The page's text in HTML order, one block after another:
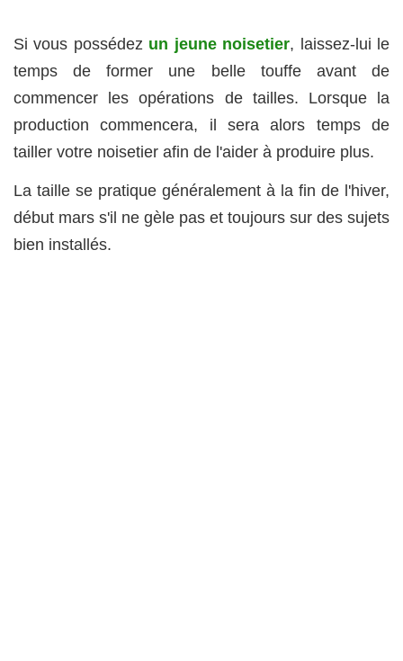
Si vous possédez un jeune noisetier, laissez-lui le
temps de former une belle touffe avant de
commencer les opérations de tailles. Lorsque la
production commencera, il sera alors temps de
tailler votre noisetier afin de l'aider à produire plus.
La taille se pratique généralement à la fin de l'hiver,
début mars s'il ne gèle pas et toujours sur des sujets
bien installés.